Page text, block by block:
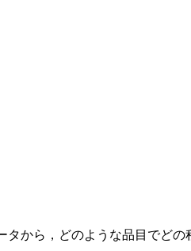
から，どのような品目でど